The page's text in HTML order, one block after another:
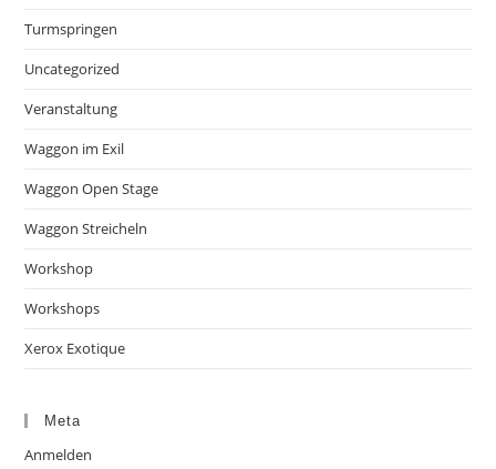
Turmspringen
Uncategorized
Veranstaltung
Waggon im Exil
Waggon Open Stage
Waggon Streicheln
Workshop
Workshops
Xerox Exotique
Meta
Anmelden